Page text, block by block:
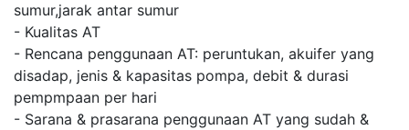
sumur,jarak antar sumur
- Kualitas AT
- Rencana penggunaan AT: peruntukan, akuifer yang
disadap, jenis & kapasitas pompa, debit & durasi
pempmpaan per hari
- Sarana & prasarana penggunaan AT yang sudah &